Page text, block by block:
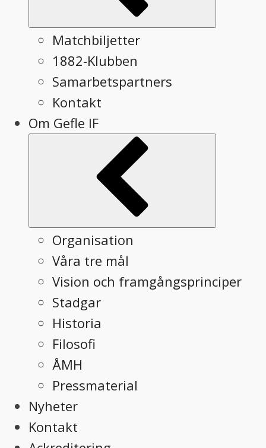
Matchbiljetter
1882-Klubben
Samarbetspartners
Kontakt
Om Gefle IF
Organisation
Våra tre mål
Vision och framgångsprinciper
Stadgar
Historia
Filosofi
ÅMH
Pressmaterial
Nyheter
Kontakt